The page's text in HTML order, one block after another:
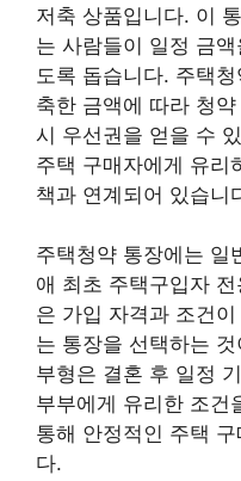
저축 상품입니다. 이
는 사람들이 일정 금
도록 돕습니다. 주택
축한 금액에 따라 청
시 우선권을 얻을 수
주택 구매자에게 유리
책과 연계되어 있습니
주택청약 통장에는 일
애 최초 주택구입자
은 가입 자격과 조건
는 통장을 선택하는
부형은 결혼 후 일정
부부에게 유리한 조건
통해 안정적인 주택
다.